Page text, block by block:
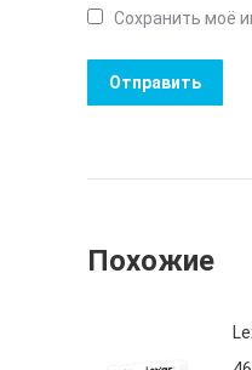
Сохранить моё
Похожие